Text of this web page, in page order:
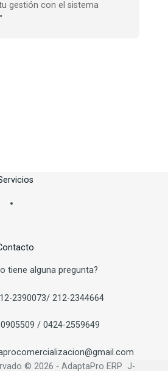
gestión con el sistema
"
tiene alguna pregunta?
2390073/ 212-2344664
/ 0424-2559649
@gmail.com
© 2026 - AdaptaPro ERP J-